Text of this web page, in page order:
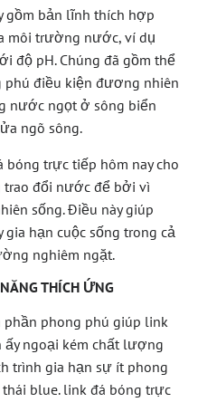
gồm bản lĩnh thích hợp
môi trường nước, ví dụ
độ pH. Chúng đã gồm thể
phú điều kiện đương nhiên
nước ngọt ở sông biển
ngõ sông.
bóng trực tiếp hôm nay cho
trao đổi nước để bởi vì
sống. Điều này giúp
hạn cuộc sống trong cả
nghiêm ngặt.
THÍCH ỨNG
phong phú giúp link
ấy ngoại kém chất lượng
trình gia hạn sự ít phong
blue. link đá bóng trực